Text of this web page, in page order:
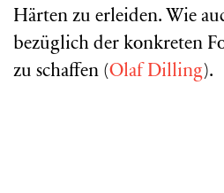
Härten zu erleiden. Wie
bezüglich der konkreten
zu schaffen (Olaf Dilling).